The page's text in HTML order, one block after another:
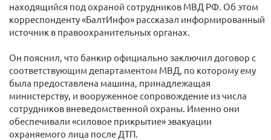
находящийся под охраной сотрудников МВД РФ. Об этом
корреспонденту «БалтИнфо» рассказал информированный
источник в правоохранительных органах.
Он пояснил, что банкир официально заключил договор с
соответствующим департаментом МВД, по которому ему
была предоставлена машина, принадлежащая
министерству, и вооруженное сопровождение из числа
сотрудников вневедомственной охраны. Именно они
обеспечивали «силовое прикрытие» эвакуации
охраняемого лица после ДТП.